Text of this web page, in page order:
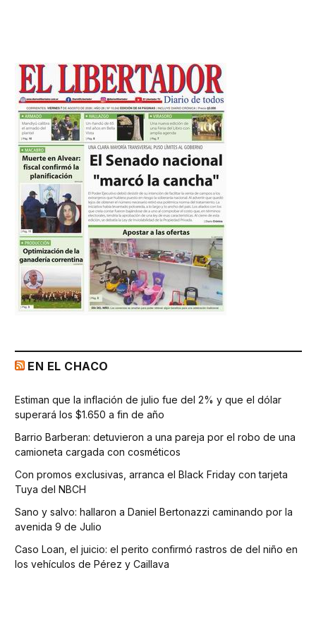
EN EL CHACO
Estiman que la inflación de julio fue del 2% y que el dólar
superará los $1.650 a fin de año
Barrio Barberan: detuvieron a una pareja por el robo de una
camioneta cargada con cosméticos
Con promos exclusivas, arranca el Black Friday con tarjeta
Tuya del NBCH
Sano y salvo: hallaron a Daniel Bertonazzi caminando por la
avenida 9 de Julio
Caso Loan, el juicio: el perito confirmó rastros de del niño en
los vehículos de Pérez y Caillava